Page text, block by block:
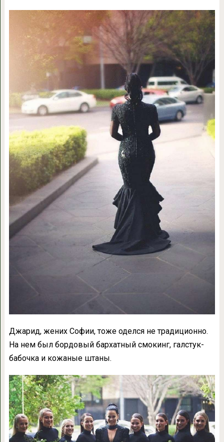
Джарид, жених Софии, тоже оделся не традиционно.
На нем был бордовый бархатный смокинг, галстук-
бабочка и кожаные штаны.